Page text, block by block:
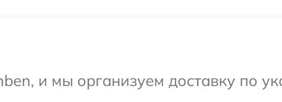
и мы организуем доставку по